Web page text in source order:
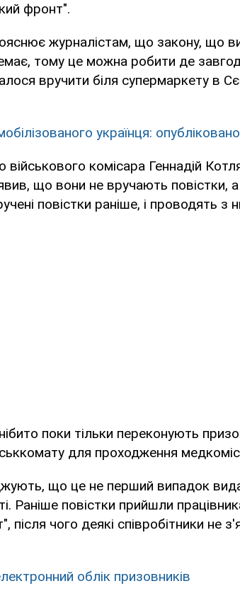
фронт".
журналістам, що закону, що
тому це можна робити де
вручити біля супермаркету в
українця:
комісара Геннадій
що вони не вручають повістки,
повістки раніше, і проводять з
поки тільки переконують
для проходження
що це не перший випадок
Раніше повістки прийшли
після чого деякі співробітники не
облік призовників